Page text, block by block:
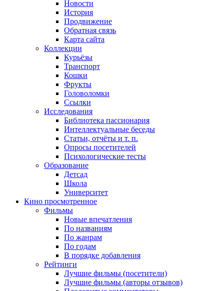
Новости
История
Продвижение
Обратная связь
Карта сайта
Коллекции
Курьёзы
Транспорт
Кошки
Фрукты
Головоломки
Ссылки
Исследования
Библиотека пассионария
Интеллектуальные беседы
Статьи, отчёты и т. п.
Опросы посетителей
Психологические тесты
Образование
Детсад
Школа
Университет
Кино просмотренное
Фильмы
Новые впечатления
По названиям
По жанрам
По годам
В порядке добавления
Рейтинги
Лучшие фильмы (посетители)
Лучшие фильмы (авторы отзывов)